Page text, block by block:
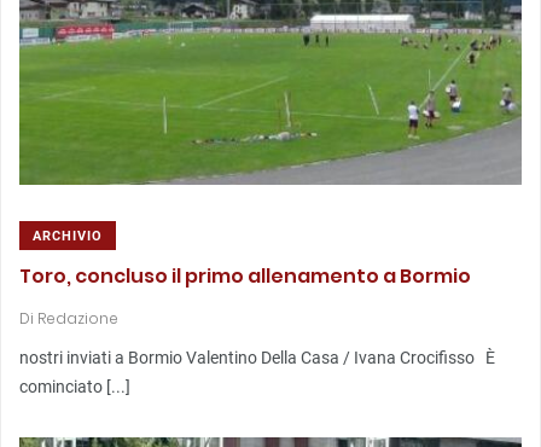
ARCHIVIO
Toro, concluso il primo allenamento a Bormio
Di Redazione
nostri inviati a Bormio Valentino Della Casa / Ivana Crocifisso È
cominciato [...]